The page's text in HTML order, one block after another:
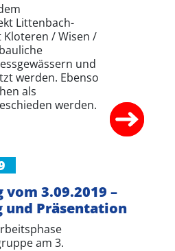
Littenbach-
Kloteren / Wisen /
und
werden. Ebenso
als
werden.
3.09.2019 –
Präsentation
am 3.